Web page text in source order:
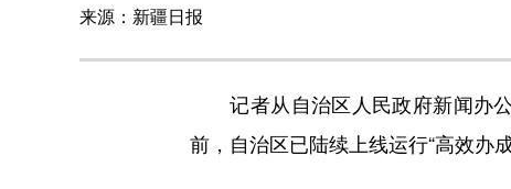
来源：新疆日报
记者从自治区人民政府新闻办公
前，自治区已陆续上线运行“高效办